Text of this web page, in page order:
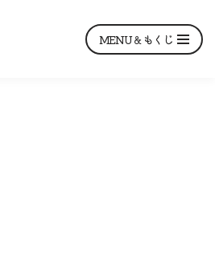
MENU＆もくじ